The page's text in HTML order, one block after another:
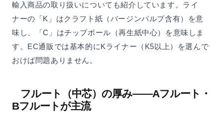
輸入商品の取り扱いについても紹介しています。ライ
ナーの「K」はクラフト紙（バージンパルプ含有）を意
味し、「C」はチップボール（再生紙中心）を意味しま
す。EC通販では基本的にKライナー（K5以上）を選んで
おけば問題ありません。
フルート（中芯）の厚み——Aフルート・
Bフルートが主流